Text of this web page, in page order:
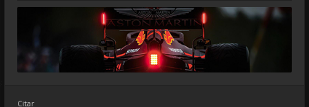
Citar